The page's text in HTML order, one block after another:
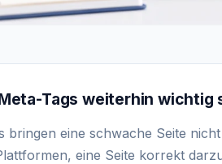
Tags weiterhin wichtig
bringen eine schwache Seite
eine Seite korrekt